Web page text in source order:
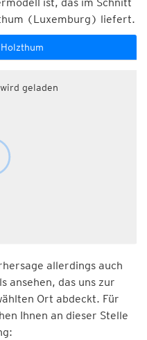
(Luxemburg) liefert.
geladen
allerdings auch
ansehen, das uns zur
Ort abdeckt. Für
Ihnen an dieser Stelle